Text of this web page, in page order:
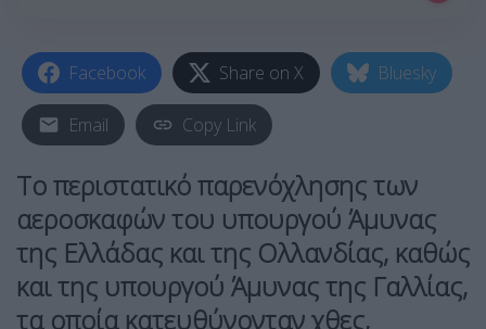
Facebook Share on X Bluesky
Email Copy Link
Tο περιστατικό παρενόχλησης των
αεροσκαφών του υπουργού Άμυνας
της Ελλάδας και της Ολλανδίας, καθώς
και της υπουργού Άμυνας της Γαλλίας,
τα οποία κατευθύνονταν χθες,